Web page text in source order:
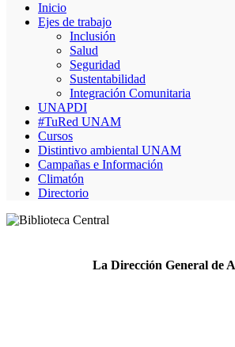
Inicio
Ejes de trabajo
Inclusión
Salud
Seguridad
Sustentabilidad
Integración Comunitaria
UNAPDI
#TuRed UNAM
Cursos
Distintivo ambiental UNAM
Campañas e Información
Climatón
Directorio
La Dirección General de